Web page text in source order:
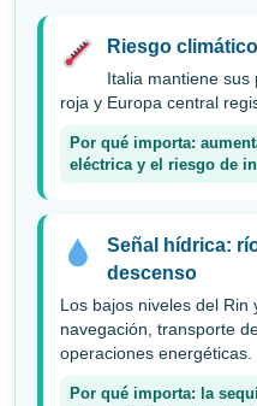
Riesgo
Italia mantiene
roja y Europa central
Por qué importa:
eléctrica y el riesgo de
Señal hídrica:
descenso
Los bajos niveles del Rin
navegación, transporte
operaciones energéticas.
Por qué importa: la